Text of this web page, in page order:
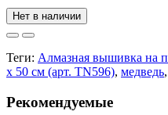
Нет в наличии
Теги: Алмазная вышивка на
х 50 см (арт. TN596), медведь,
Рекомендуемые